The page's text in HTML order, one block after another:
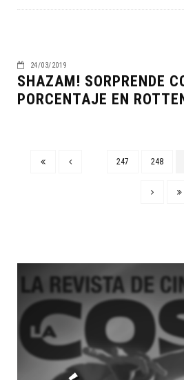
24/03/2019
SHAZAM! SORPRENDE
PORCENTAJE EN
247 248